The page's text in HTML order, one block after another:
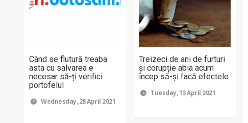
Când se flutură treaba
asta cu salvarea e
necesar să-ți verifici
portofelul
Wednesday, 28 April 2021
Treizeci de ani de furturi
și corupție abia acum
încep să-și facă efectele
Tuesday, 13 April 2021